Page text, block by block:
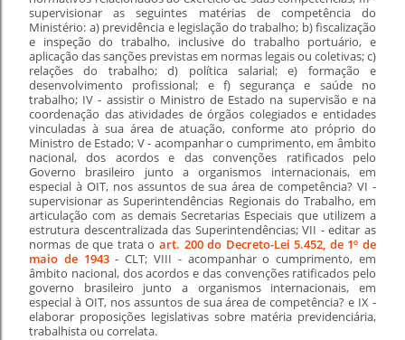
supervisionar as seguintes matérias de competência do
Ministério: a) previdência e legislação do trabalho; b) fiscalização
e inspeção do trabalho, inclusive do trabalho portuário, e
aplicação das sanções previstas em normas legais ou coletivas; c)
relações do trabalho; d) política salarial; e) formação e
desenvolvimento profissional; e f) segurança e saúde no
trabalho; IV - assistir o Ministro de Estado na supervisão e na
coordenação das atividades de órgãos colegiados e entidades
vinculadas à sua área de atuação, conforme ato próprio do
Ministro de Estado; V - acompanhar o cumprimento, em âmbito
nacional, dos acordos e das convenções ratificados pelo
Governo brasileiro junto a organismos internacionais, em
especial à OIT, nos assuntos de sua área de competência? VI -
supervisionar as Superintendências Regionais do Trabalho, em
articulação com as demais Secretarias Especiais que utilizem a
estrutura descentralizada das Superintendências; VII - editar as
normas de que trata o art. 200 do Decreto-Lei 5.452, de 1º de
maio de 1943- CLT; VIII - acompanhar o cumprimento, em
âmbito nacional, dos acordos e das convenções ratificados pelo
governo brasileiro junto a organismos internacionais, em
especial à OIT, nos assuntos de sua área de competência? e IX -
elaborar proposições legislativas sobre matéria previdenciária,
trabalhista ou correlata.